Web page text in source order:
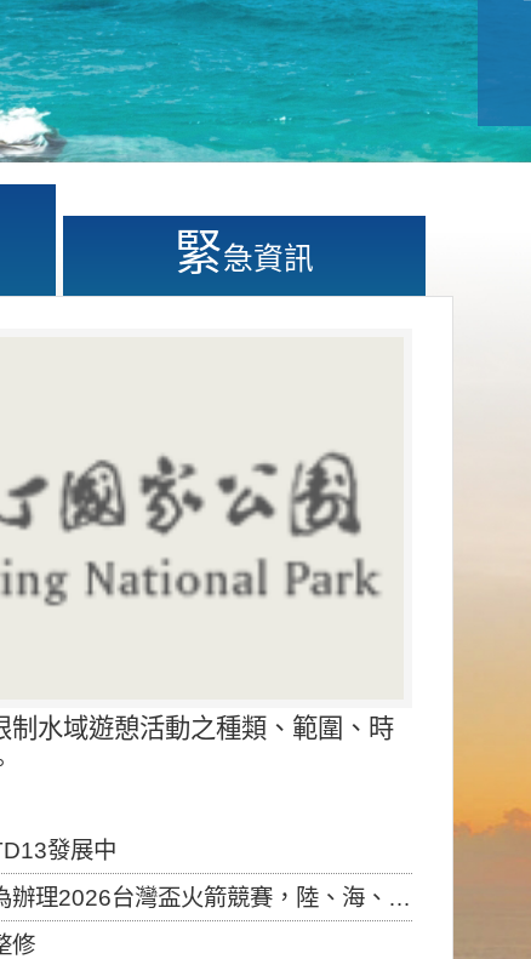
緊急資訊
水域遊憩活動之種類、範圍、時
發展中
盃火箭競賽，陸、海、空域警戒及協調相關事宜，因颱風備案事宜
修